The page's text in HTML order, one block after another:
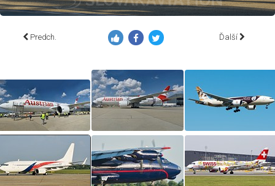
Predch. Ďalší